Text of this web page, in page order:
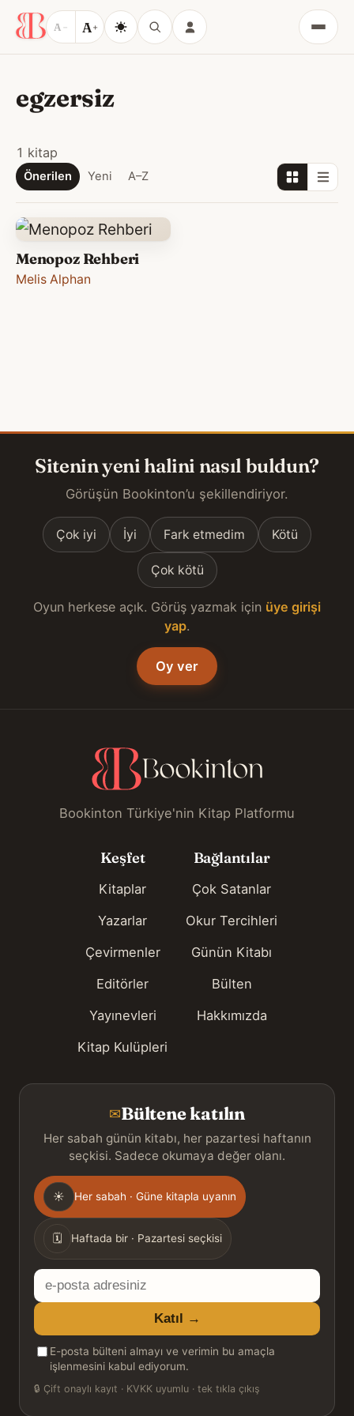
A − A+
Menü
egzersiz
1 kitap
Önerilen Yeni A–Z
Menopoz Rehberi
Melis Alphan
Sitenin yeni halini nasıl buldun?
Görüşün Bookinton’u şekillendiriyor.
Çok iyi İyi Fark etmedim Kötü
Çok kötü
Oyun herkese açık. Görüş yazmak için üye girişi
yap.
Oy ver
Bookinton Türkiye'nin Kitap Platformu
Keşfet
Kitaplar
Yazarlar
Çevirmenler
Editörler
Yayınevleri
Kitap Kulüpleri
Bağlantılar
Çok Satanlar
Okur Tercihleri
Günün Kitabı
Bülten
Hakkımızda
✉Bültene katılın
Her sabah günün kitabı, her pazartesi haftanın
seçkisi. Sadece okumaya değer olanı.
Gönderim
sıklığı
☀ Her sabah · Güne kitapla uyanın
🗓 Haftada bir · Pazartesi seçkisi
E-
posta
adresiniz
Katıl →
E-posta bülteni almayı ve verimin bu amaçla
işlenmesini kabul ediyorum.
🔒 Çift onaylı kayıt · KVKK uyumlu · tek tıkla çıkış